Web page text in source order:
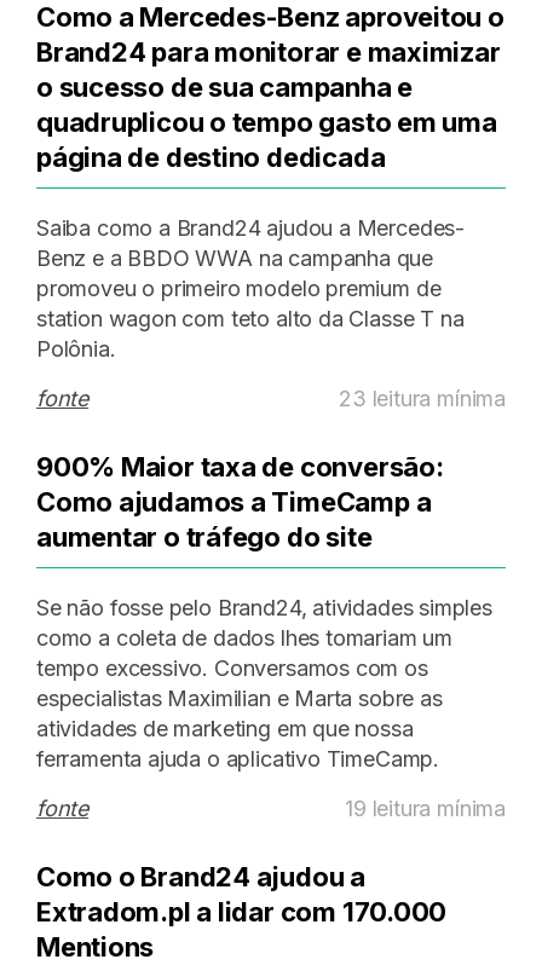
Como a Mercedes-Benz aproveitou o
Brand24 para monitorar e maximizar
o sucesso de sua campanha e
quadruplicou o tempo gasto em uma
página de destino dedicada
Saiba como a Brand24 ajudou a Mercedes-
Benz e a BBDO WWA na campanha que
promoveu o primeiro modelo premium de
station wagon com teto alto da Classe T na
Polônia.
fonte
23 leitura mínima
900% Maior taxa de conversão:
Como ajudamos a TimeCamp a
aumentar o tráfego do site
Se não fosse pelo Brand24, atividades simples
como a coleta de dados lhes tomariam um
tempo excessivo. Conversamos com os
especialistas Maximilian e Marta sobre as
atividades de marketing em que nossa
ferramenta ajuda o aplicativo TimeCamp.
fonte
19 leitura mínima
Como o Brand24 ajudou a
Extradom.pl a lidar com 170.000
Mentions